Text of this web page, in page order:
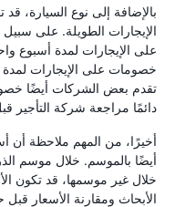
بالإضافة إلى نوع السيارة،
الإيجارات الطويلة. على
على الإيجارات لمدة أسبوع
خصومات على الإيجارات لمدة
تقدم بعض الشركات أيضًا
دائمًا مراجعة شركة التأجير
أخيرًا، من المهم ملاحظة أن
أيضًا بالموسم. خلال موسم
خلال غير موسمها، قد تكون
الأبحاث ومقارنة الأسعار